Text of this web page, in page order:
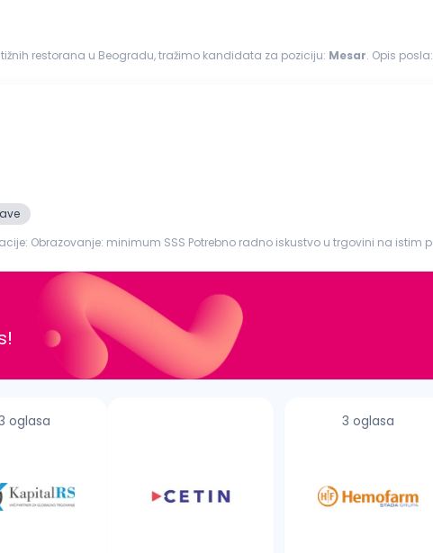
restorana u Beogradu, tražimo kandidata za poziciju: Mesar. Opis posla: obrada,
Poznavanje procesa obrade i
oglasa 3 oglasa